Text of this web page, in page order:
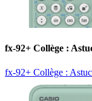
fx-92+ Collège :
fx-92+ Collège :